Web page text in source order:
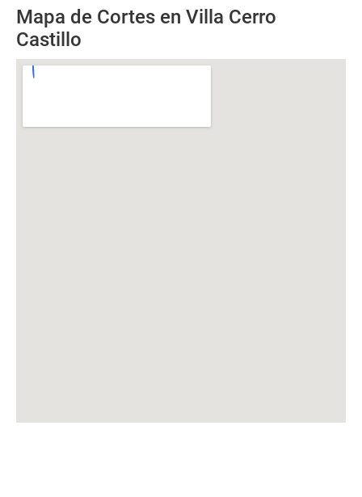
Mapa de Cortes en Villa Cerro
Castillo